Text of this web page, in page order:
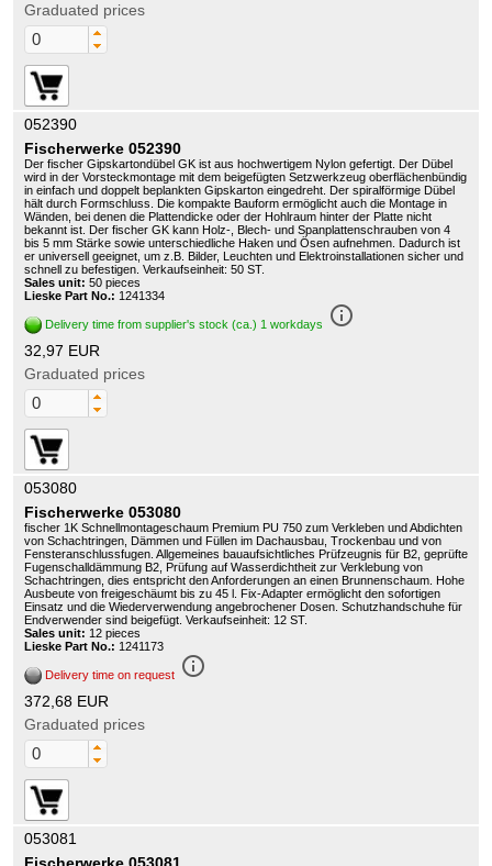
Graduated prices
052390
Fischerwerke 052390
Der fischer Gipskartondübel GK ist aus hochwertigem Nylon gefertigt. Der Dübel
wird in der Vorsteckmontage mit dem beigefügten Setzwerkzeug oberflächenbündig
in einfach und doppelt beplankten Gipskarton eingedreht. Der spiralförmige Dübel
hält durch Formschluss. Die kompakte Bauform ermöglicht auch die Montage in
Wänden, bei denen die Plattendicke oder der Hohlraum hinter der Platte nicht
bekannt ist. Der fischer GK kann Holz-, Blech- und Spanplattenschrauben von 4
bis 5 mm Stärke sowie unterschiedliche Haken und Ösen aufnehmen. Dadurch ist
er universell geeignet, um z.B. Bilder, Leuchten und Elektroinstallationen sicher und
schnell zu befestigen. Verkaufseinheit: 50 ST.
Sales unit: 50 pieces
Lieske Part No.: 1241334
Delivery time from supplier's stock (ca.) 1 workdays info_outline
32,97 EUR
Graduated prices
053080
Fischerwerke 053080
fischer 1K Schnellmontageschaum Premium PU 750 zum Verkleben und Abdichten
von Schachtringen, Dämmen und Füllen im Dachausbau, Trockenbau und von
Fensteranschlussfugen. Allgemeines bauaufsichtliches Prüfzeugnis für B2, geprüfte
Fugenschalldämmung B2, Prüfung auf Wasserdichtheit zur Verklebung von
Schachtringen, dies entspricht den Anforderungen an einen Brunnenschaum. Hohe
Ausbeute von freigeschäumt bis zu 45 l. Fix-Adapter ermöglicht den sofortigen
Einsatz und die Wiederverwendung angebrochener Dosen. Schutzhandschuhe für
Endverwender sind beigefügt. Verkaufseinheit: 12 ST.
Sales unit: 12 pieces
Lieske Part No.: 1241173
Delivery time on request info_outline
372,68 EUR
Graduated prices
053081